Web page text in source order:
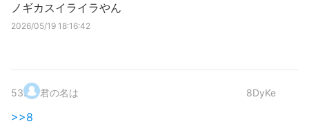
ノギカスイライラやん
2026/05/19 18:16:42
53. 君の名は 8DyKe
>>8